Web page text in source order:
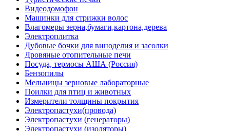
Видеодомофон
Машинки для стрижки волос
Влагомеры зерна,бумаги,картона,дерева
Электроплитка
Дубовые бочки для виноделия и засолки
Дровяные отопительные печи
Посуда, термосы АША (Россия)
Бензопилы
Мельницы зерновые лабораторные
Поилки для птиц и животных
Измерители толщины покрытия
Электропастухи(провода)
Электропастухи (генераторы)
Электропастухи (изоляторы)